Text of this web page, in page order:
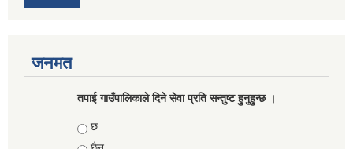
जनमत
तपाई गाउँपालिकाले दिने सेवा प्रति सन्तुष्ट हुनुहुन्छ ।
Choices
छ